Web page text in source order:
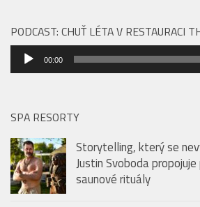
PODCAST: CHUŤ LÉTA V RESTAURACI
Audio
přehrávač
00:00
SPA RESORTY
Storytelling, který se
Justin Svoboda
saunové rituály